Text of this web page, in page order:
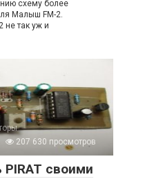
схему более
Малыш FM-2.
не так уж и
207 630 просмотров
своими